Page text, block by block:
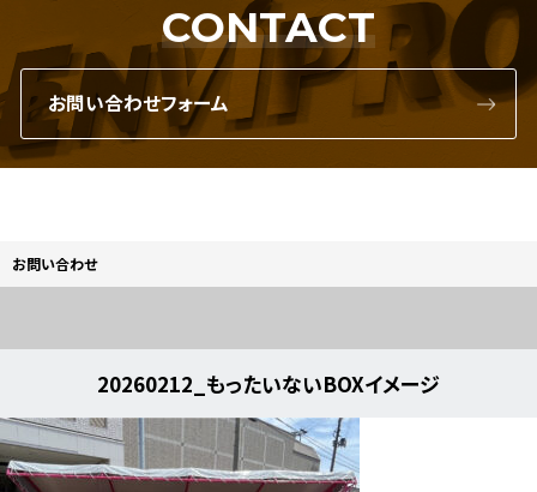
CONTACT
お問い合わせフォーム
お問い合わせ
20260212_もったいないBOXイメージ